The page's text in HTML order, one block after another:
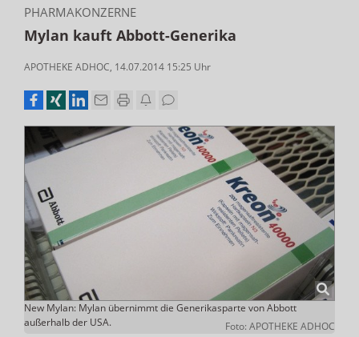
PHARMAKONZERNE
Mylan kauft Abbott-Generika
APOTHEKE ADHOC, 14.07.2014 15:25 Uhr
New Mylan: Mylan übernimmt die Generikasparte von Abbott
außerhalb der USA.
Foto: APOTHEKE ADHOC